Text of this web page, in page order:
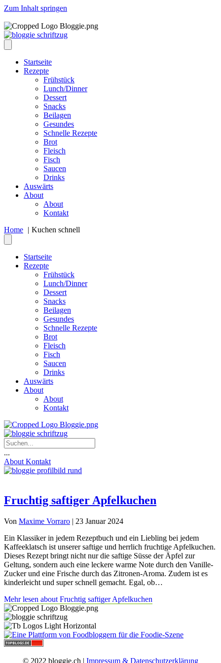
Zum Inhalt springen
Startseite
Rezepte
Frühstück
Lunch/Dinner
Dessert
Snacks
Beilagen
Gesundes
Schnelle Rezepte
Brot
Fleisch
Fisch
Saucen
Drinks
Auswärts
About
About
Kontakt
Home
Kuchen schnell
Startseite
Rezepte
Frühstück
Lunch/Dinner
Dessert
Snacks
Beilagen
Gesundes
Schnelle Rezepte
Brot
Fleisch
Fisch
Saucen
Drinks
Auswärts
About
About
Kontakt
...
About Kontakt
Fruchtig saftiger Apfelkuchen
Von Maxime Vorraro | 23 Januar 2024
Ein Klassiker in jedem Rezeptbuch und ein Liebling bei jedem
Kaffeeklatsch ist unserer saftige und herrlich fruchtige Apfelkuchen.
Dieses Rezept bringt nicht nur die saftige Süsse der Äpfel zur
Geltung, sondern auch eine leckere warme Note durch den Vanille-
Zucker und eine Frische durch das Zitronen-Aroma. Zudem ist es
kinderleicht und super schnell gemacht. Egal, ob…
Mehr lesen about Fruchtig saftiger Apfelkuchen
© 2022 bloggie.ch | Impressum & Datenschutzerklärung